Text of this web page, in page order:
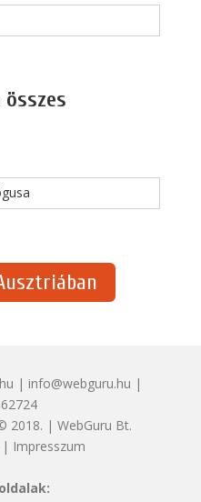
| info@webguru.hu |
2018. | WebGuru Bt.
Impresszum